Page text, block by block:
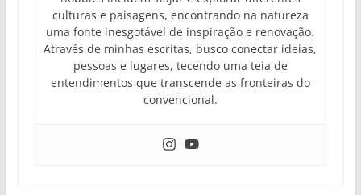
culturas e paisagens, encontrando na natureza
uma fonte inesgotável de inspiração e renovação.
Através de minhas escritas, busco conectar ideias,
pessoas e lugares, tecendo uma teia de
entendimentos que transcende as fronteiras do
convencional.